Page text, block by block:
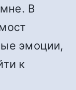
В
эмоции,
к